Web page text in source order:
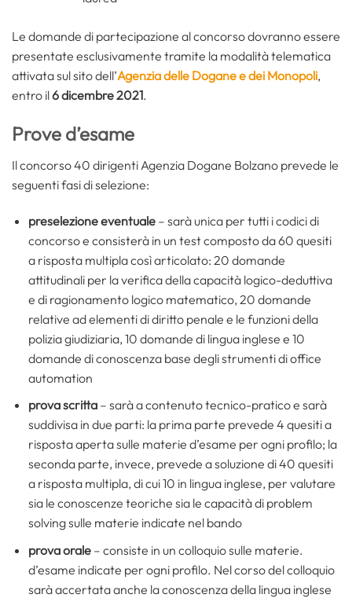
Le domande di partecipazione al concorso dovranno essere
presentate esclusivamente tramite la modalità telematica
attivata sul sito dell’Agenzia delle Dogane e dei Monopoli,
entro il6 dicembre 2021.
Prove d’esame
Il concorso 40 dirigenti Agenzia Dogane Bolzano prevede le
seguenti fasi di selezione:
preselezioneeventuale– sarà unica per tutti i codici di
concorso e consisterà in un test composto da 60 quesiti
a risposta multipla così articolato: 20 domande
attitudinali per la verifica della capacità logico-deduttiva
e di ragionamento logico matematico, 20 domande
relative ad elementi di diritto penale e le funzioni della
polizia giudiziaria, 10 domande di lingua inglese e 10
domande di conoscenza base degli strumenti di office
automation
prova scritta– sarà a contenuto tecnico-pratico e sarà
suddivisa in due parti: la prima parte prevede 4 quesiti a
risposta aperta sulle materie d’esame per ogni profilo; la
seconda parte, invece, prevede a soluzione di 40 quesiti
a risposta multipla, di cui 10 in lingua inglese, per valutare
sia le conoscenze teoriche sia le capacità di problem
solving sulle materie indicate nel bando
prova orale– consiste in un colloquio sulle materie.
d’esame indicate per ogni profilo. Nel corso del colloquio
sarà accertata anche la conoscenza della lingua inglese